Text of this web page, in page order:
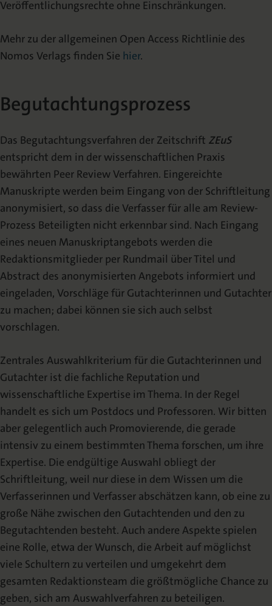
Veröffentlichungsrechte ohne Einschränkungen.
Mehr zu der allgemeinen Open Access Richtlinie des
Nomos Verlags finden Sie hier.
Begutachtungsprozess
Das Begutachtungsverfahren der Zeitschrift ZEuS
entspricht dem in der wissenschaftlichen Praxis
bewährten Peer Review Verfahren. Eingereichte
Manuskripte werden beim Eingang von der Schriftleitung
anonymisiert, so dass die Verfasser für alle am Review-
Prozess Beteiligten nicht erkennbar sind. Nach Eingang
eines neuen Manuskriptangebots werden die
Redaktionsmitglieder per Rundmail über Titel und
Abstract des anonymisierten Angebots informiert und
eingeladen, Vorschläge für Gutachterinnen und Gutachter
zu machen; dabei können sie sich auch selbst
vorschlagen.
Zentrales Auswahlkriterium für die Gutachterinnen und
Gutachter ist die fachliche Reputation und
wissenschaftliche Expertise im Thema. In der Regel
handelt es sich um Postdocs und Professoren. Wir bitten
aber gelegentlich auch Promovierende, die gerade
intensiv zu einem bestimmten Thema forschen, um ihre
Expertise. Die endgültige Auswahl obliegt der
Schriftleitung, weil nur diese in dem Wissen um die
Verfasserinnen und Verfasser abschätzen kann, ob eine zu
große Nähe zwischen den Gutachtenden und den zu
Begutachtenden besteht. Auch andere Aspekte spielen
eine Rolle, etwa der Wunsch, die Arbeit auf möglichst
viele Schultern zu verteilen und umgekehrt dem
gesamten Redaktionsteam die größtmögliche Chance zu
geben, sich am Auswahlverfahren zu beteiligen.